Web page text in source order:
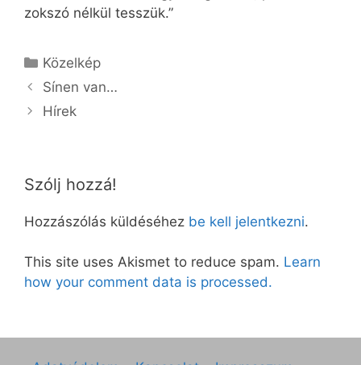
zokszó nélkül tesszük.”
Kategória
Közelkép
Sínen van…
Hírek
Szólj hozzá!
Hozzászólás küldéséhez be kell jelentkezni.
This site uses Akismet to reduce spam. Learn
how your comment data is processed.